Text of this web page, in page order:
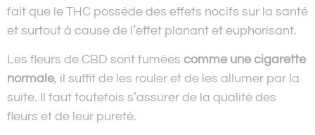
fait que le THC possède des effets nocifs sur la santé
et surtout à cause de l’effet planant et euphorisant.
Les fleurs de CBD sont fumées comme une cigarette
normale, il suffit de les rouler et de les allumer par la
suite. Il faut toutefois s’assurer de la qualité des
fleurs et de leur pureté.